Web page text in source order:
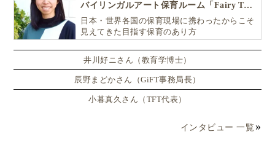
バイリンガルアート保育ルーム「Fairy Tale（フェアリーテイル）」
日本・世界各国の保育現場に携わったからこそ
見えてきた目指す保育のあり方
井川好ニさん（教育学博士）
辰野まどかさん（GiFT事務局長）
小暮真久さん（TFT代表）
インタビュー 一覧